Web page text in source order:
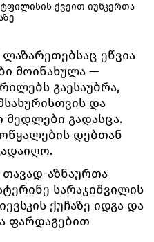
ქვეით იუნკერთა
ეწვია
მოინახულა —
გაესაუბრა,
და
მედლები გადასცა.
დებთან
აზნაურთა
სარაჯიშვილის
ქუჩაზე იდგა და
ფარდაგებით